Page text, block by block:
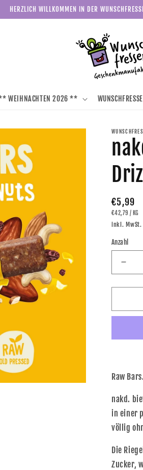
HERZLICH WILLKOMMEN IN DER
WEIHNACHTEN 2026 **
Preis
€5,99
GRUNDPREIS
€42,79 / PRO
KG
inkl.
Anzahl
die
nakd
Nut
35g
im
4er
Pack
Raw
nakd.
in einer
völlig
Die
Zucker,